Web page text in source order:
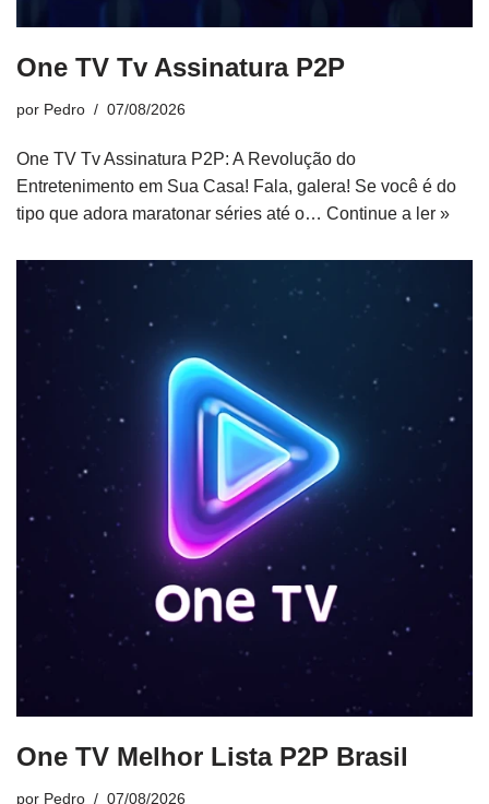
One TV Tv Assinatura P2P
por Pedro 07/08/2026
One TV Tv Assinatura P2P: A Revolução do
Entretenimento em Sua Casa! Fala, galera! Se você é do
tipo que adora maratonar séries até o… Continue a ler »
One TV Melhor Lista P2P Brasil
por Pedro 07/08/2026